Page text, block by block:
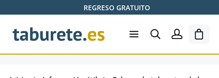
Saltar al contenido principalREGRESO GRATUITO
El